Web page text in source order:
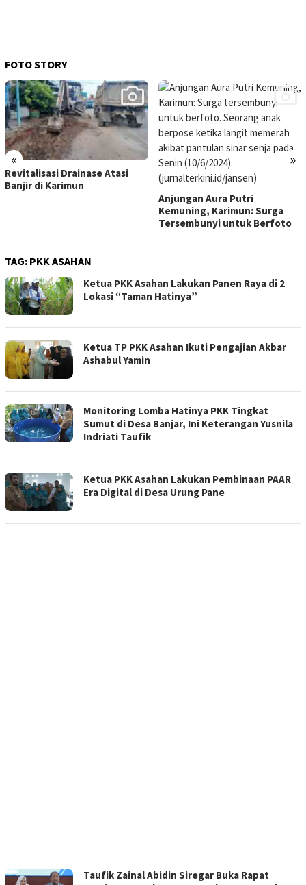
FOTO STORY
« »
Revitalisasi Drainase Atasi
Banjir di Karimun
Anjungan Aura Putri
Kemuning, Karimun: Surga
Tersembunyi untuk Berfoto
TAG: PKK ASAHAN
Ketua PKK Asahan Lakukan Panen Raya di 2
Lokasi “Taman Hatinya”
Ketua TP PKK Asahan Ikuti Pengajian Akbar
Ashabul Yamin
Monitoring Lomba Hatinya PKK Tingkat
Sumut di Desa Banjar, Ini Keterangan Yusnila
Indriati Taufik
Ketua PKK Asahan Lakukan Pembinaan PAAR
Era Digital di Desa Urung Pane
Taufik Zainal Abidin Siregar Buka Rapat